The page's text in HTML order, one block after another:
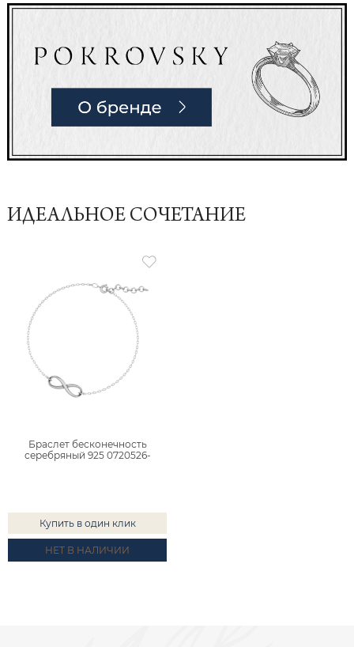
ИДЕАЛЬНОЕ СОЧЕТАНИЕ
Браслет бесконечность
серебряный 925 0720526-
Купить в один клик
НЕТ В НАЛИЧИИ